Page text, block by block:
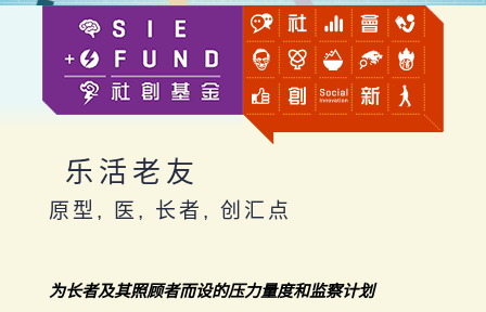
乐活老友
原型, 医, 长者, 创汇点
为长者及其照顾者而设的压力量度和监察计划